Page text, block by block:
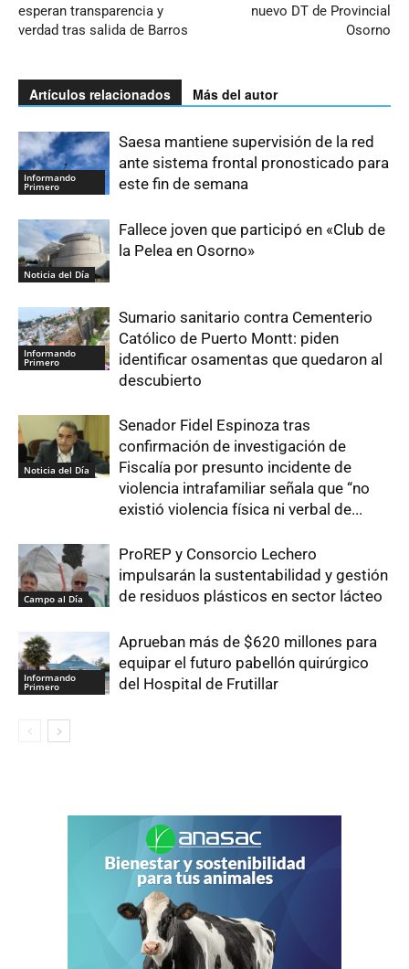
esperan transparencia y
verdad tras salida de Barros
nuevo DT de Provincial
Osorno
Artículos relacionados Más del autor
Informando
Primero
Saesa mantiene supervisión de la red
ante sistema frontal pronosticado para
este fin de semana
Noticia del Día
Fallece joven que participó en «Club de
la Pelea en Osorno»
Informando
Primero
Sumario sanitario contra Cementerio
Católico de Puerto Montt: piden
identificar osamentas que quedaron al
descubierto
Noticia del Día
Senador Fidel Espinoza tras
confirmación de investigación de
Fiscalía por presunto incidente de
violencia intrafamiliar señala que “no
existió violencia física ni verbal de...
Campo al Día
ProREP y Consorcio Lechero
impulsarán la sustentabilidad y gestión
de residuos plásticos en sector lácteo
Informando
Primero
Aprueban más de $620 millones para
equipar el futuro pabellón quirúrgico
del Hospital de Frutillar